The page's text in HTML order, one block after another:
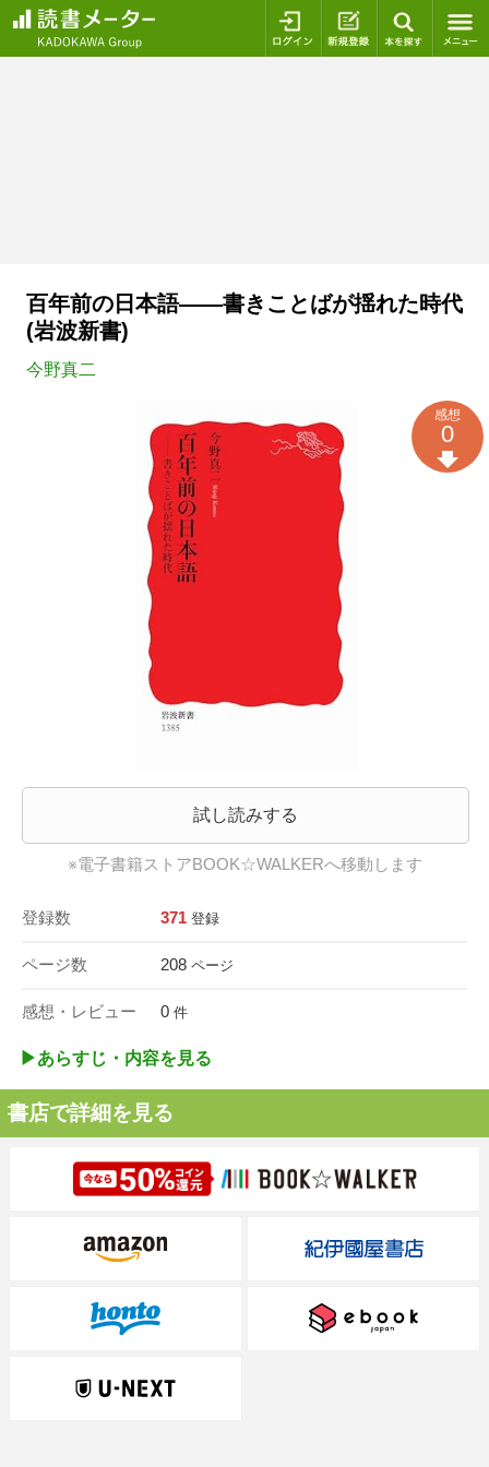
ログイン 新規登録
百年前の日本語――書きことばが揺れた時代
(岩波新書)
今野真二
試し読みする
※電子書籍ストアBOOK☆WALKERへ移動します
登録数 371 登録
ページ数 208 ページ
感想・レビュー 0 件
感想
0
▶︎あらすじ・内容を見る
書店で詳細を見る